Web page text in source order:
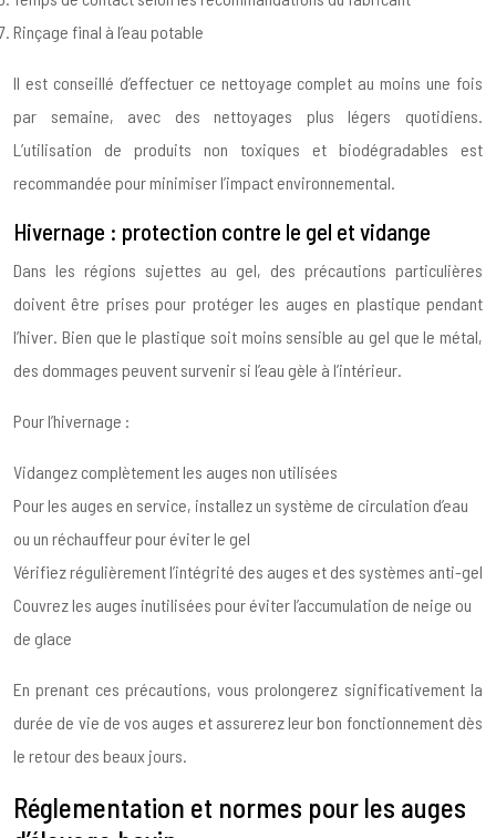
Rinçage final à l’eau potable
Il est conseillé d’effectuer ce nettoyage complet au moins une fois
par semaine, avec des nettoyages plus légers quotidiens.
L’utilisation de produits non toxiques et biodégradables est
recommandée pour minimiser l’impact environnemental.
Hivernage : protection contre le gel et vidange
Dans les régions sujettes au gel, des précautions particulières
doivent être prises pour protéger les auges en plastique pendant
l’hiver. Bien que le plastique soit moins sensible au gel que le métal,
des dommages peuvent survenir si l’eau gèle à l’intérieur.
Pour l’hivernage :
Vidangez complètement les auges non utilisées
Pour les auges en service, installez un système de circulation d’eau
ou un réchauffeur pour éviter le gel
Vérifiez régulièrement l’intégrité des auges et des systèmes anti-gel
Couvrez les auges inutilisées pour éviter l’accumulation de neige ou
de glace
En prenant ces précautions, vous prolongerez significativement la
durée de vie de vos auges et assurerez leur bon fonctionnement dès
le retour des beaux jours.
Réglementation et normes pour les auges